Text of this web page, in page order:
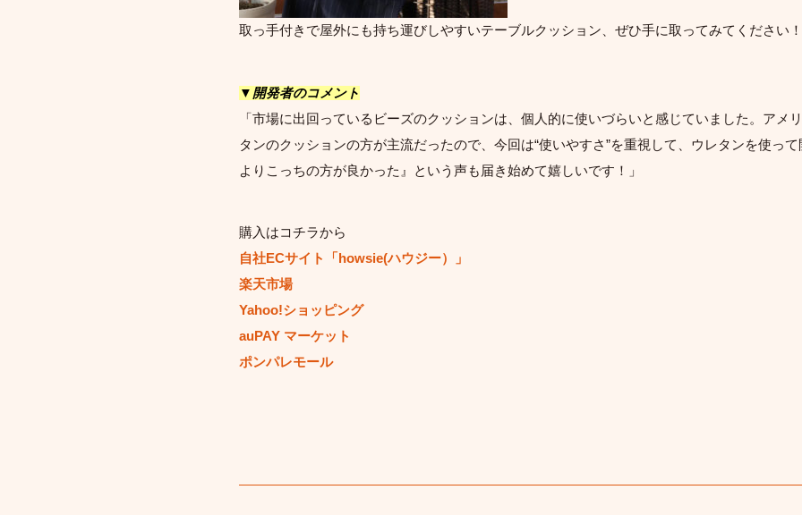
取っ手付きで屋外にも持ち運びしやすいテーブルクッション、ぜひ手に取ってみてください！
▼開発者のコメント
「市場に出回っているビーズのクッションは、個人的に使いづらいと感じていました。アメ
タンのクッションの方が主流だったので、今回は“使いやすさ”を重視して、ウレタンを使っ
よりこっちの方が良かった』という声も届き始めて嬉しいです！」
購入はコチラから
自社ECサイト「howsie(ハウジー）」
楽天市場
Yahoo!ショッピング
auPAY マーケット
ポンパレモール